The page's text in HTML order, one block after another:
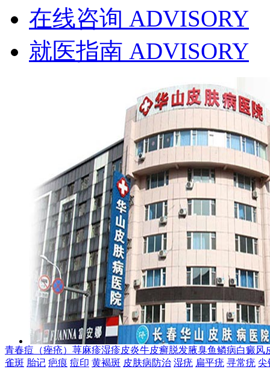
在线咨询 ADVISORY
就医指南 ADVISORY
青春痘（痤疮） 荨麻疹湿疹皮炎牛皮癣脱发腋臭鱼鳞病白癜风
雀斑 胎记 疤痕 痘印 黄褐斑 皮肤病防治 湿疣 扁平疣 寻常疣 尖